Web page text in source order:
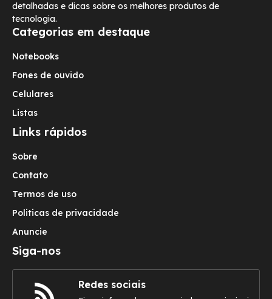
detalhadas e dicas sobre os melhores produtos de
tecnologia.
Categorias em destaque
Notebooks
Fones de ouvido
Celulares
Listas
Links rápidos
Sobre
Contato
Termos de uso
Politicas de privacidade
Anuncie
Siga-nos
Redes sociais